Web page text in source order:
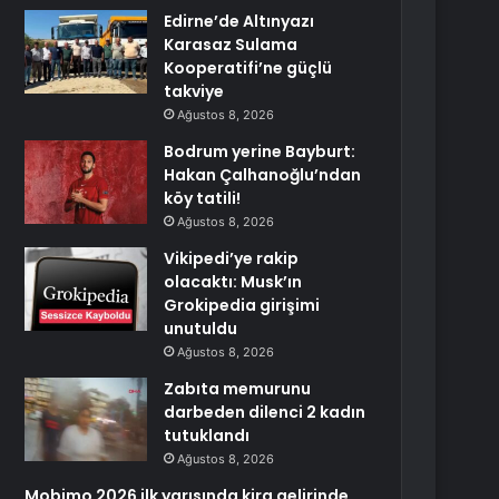
Edirne’de Altınyazı
Karasaz Sulama
Kooperatifi’ne güçlü
takviye
Ağustos 8, 2026
Bodrum yerine Bayburt:
Hakan Çalhanoğlu’ndan
köy tatili!
Ağustos 8, 2026
Vikipedi’ye rakip
olacaktı: Musk’ın
Grokipedia girişimi
unutuldu
Ağustos 8, 2026
Zabıta memurunu
darbeden dilenci 2 kadın
tutuklandı
Ağustos 8, 2026